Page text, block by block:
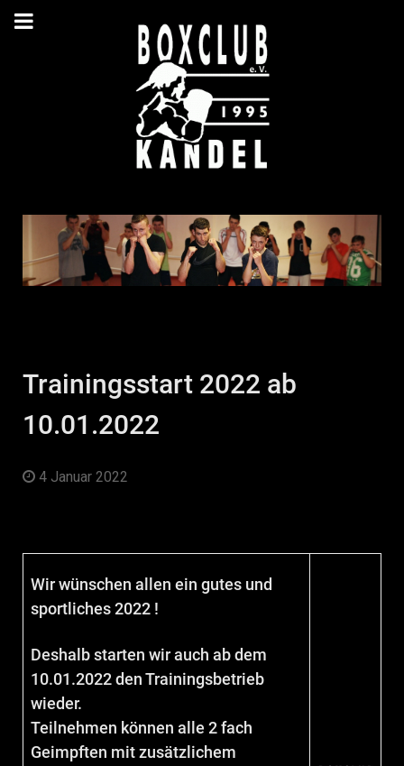
Trainingsstart 2022 ab
10.01.2022
4 Januar 2022
Wir wünschen allen ein gutes und
sportliches 2022 !
Deshalb starten wir auch ab dem
10.01.2022 den Trainingsbetrieb
wieder.
Teilnehmen können alle 2 fach
Geimpften mit zusätzlichem